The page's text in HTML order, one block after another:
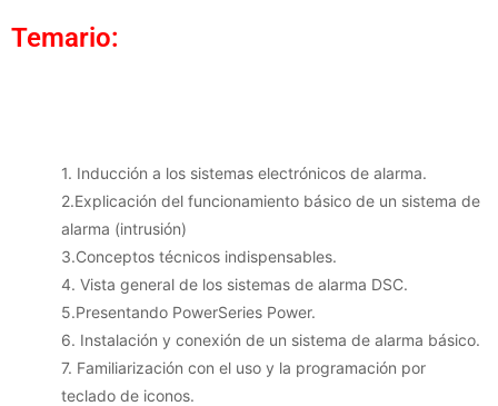
Temario:
1. Inducción a los sistemas electrónicos de alarma.
2.Explicación del funcionamiento básico de un sistema de
alarma (intrusión)
3.Conceptos técnicos indispensables.
4. Vista general de los sistemas de alarma DSC.
5.Presentando PowerSeries Power.
6. Instalación y conexión de un sistema de alarma básico.
7. Familiarización con el uso y la programación por
teclado de iconos.